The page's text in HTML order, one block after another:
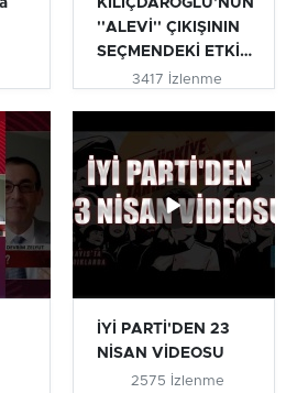
KILIÇDAROĞLU'NUN
''ALEVİ'' ÇIKIŞININ
SEÇMENDEKİ ETKİSİ
3417 İzlenme
İYİ PARTİ'DEN 23
NİSAN VİDEOSU
2575 İzlenme